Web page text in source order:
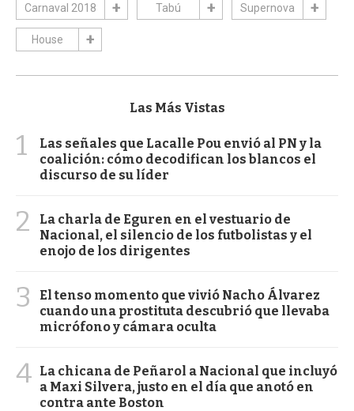
Carnaval 2018 Tabú Supernova
House
Las Más Vistas
1
Las señales que Lacalle Pou envió al PN y la
coalición: cómo decodifican los blancos el
discurso de su líder
2
La charla de Eguren en el vestuario de
Nacional, el silencio de los futbolistas y el
enojo de los dirigentes
3
El tenso momento que vivió Nacho Álvarez
cuando una prostituta descubrió que llevaba
micrófono y cámara oculta
4 La chicana de Peñarol a Nacional que incluyó
a Maxi Silvera, justo en el día que anotó en
contra ante Boston